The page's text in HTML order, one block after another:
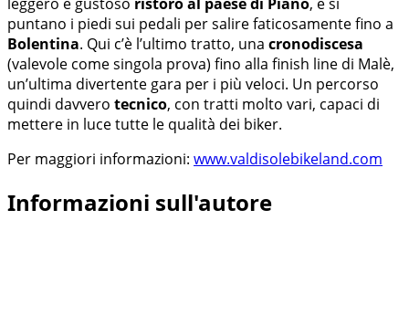
puntano i piedi sui pedali per salire faticosamente fino a
Bolentina. Qui c’è l’ultimo tratto, una cronodiscesa
(valevole come singola prova) fino alla finish line di Malè,
un’ultima divertente gara per i più veloci. Un percorso
quindi davvero tecnico, con tratti molto vari, capaci di
mettere in luce tutte le qualità dei biker.
Per maggiori informazioni: www.valdisolebikeland.com
Informazioni sull'autore